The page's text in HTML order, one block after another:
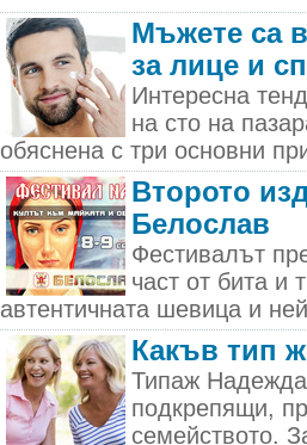
Мъжете са
за лице и
Интересна
на сто на
обяснена с три основни
Второто
Белослав
Фестивалът
част от бита и
автентичната шевица и
Какъв тип
Типаж
подкрепящи,
семейството.